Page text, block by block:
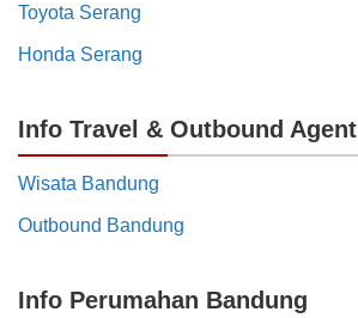
Toyota Serang
Honda Serang
Info Travel & Outbound Agent
Wisata Bandung
Outbound Bandung
Info Perumahan Bandung